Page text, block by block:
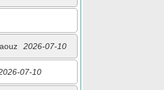
2026-07-10
07-10